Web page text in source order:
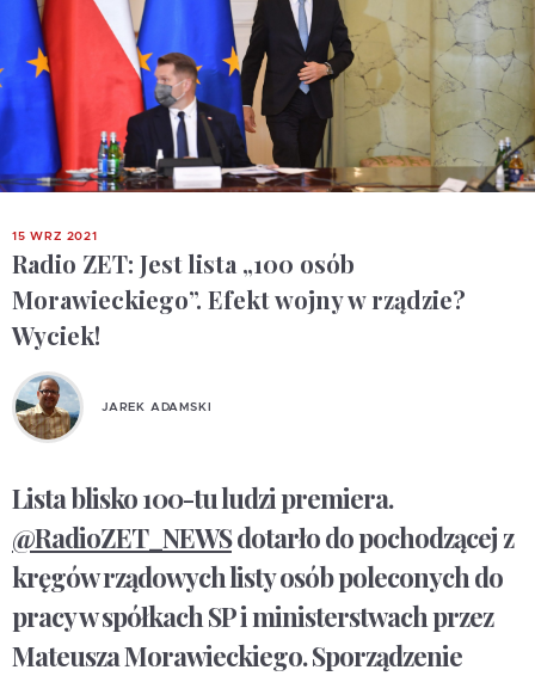
15 WRZ 2021
Radio ZET: Jest lista „100 osób
Morawieckiego”. Efekt wojny w rządzie?
Wyciek!
JAREK ADAMSKI
Lista blisko 100-tu ludzi premiera.
@RadioZET_NEWSdotarło do pochodzącej z
kręgów rządowych listy osób poleconych do
pracy w spółkach SP i ministerstwach przez
Mateusza Morawieckiego. Sporządzenie